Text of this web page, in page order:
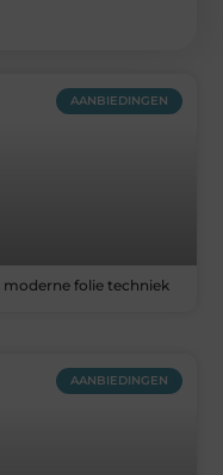
AANBIEDINGEN
moderne folie techniek
AANBIEDINGEN